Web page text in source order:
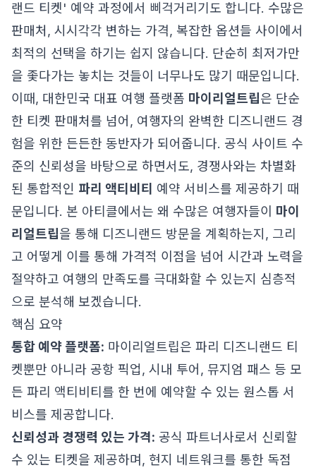
랜드 티켓' 예약 과정에서 삐걱거리기도 합니다. 수많은
판매처, 시시각각 변하는 가격, 복잡한 옵션들 사이에서
최적의 선택을 하기는 쉽지 않습니다. 단순히 최저가만
을 좇다가는 놓치는 것들이 너무나도 많기 때문입니다.
이때, 대한민국 대표 여행 플랫폼 마이리얼트립은 단순
한 티켓 판매처를 넘어, 여행자의 완벽한 디즈니랜드 경
험을 위한 든든한 동반자가 되어줍니다. 공식 사이트 수
준의 신뢰성을 바탕으로 하면서도, 경쟁사와는 차별화
된 통합적인 파리 액티비티 예약 서비스를 제공하기 때
문입니다. 본 아티클에서는 왜 수많은 여행자들이 마이
리얼트립을 통해 디즈니랜드 방문을 계획하는지, 그리
고 어떻게 이를 통해 가격적 이점을 넘어 시간과 노력을
절약하고 여행의 만족도를 극대화할 수 있는지 심층적
으로 분석해 보겠습니다.
핵심 요약
통합 예약 플랫폼: 마이리얼트립은 파리 디즈니랜드 티
켓뿐만 아니라 공항 픽업, 시내 투어, 뮤지엄 패스 등 모
든 파리 액티비티를 한 번에 예약할 수 있는 원스톱 서
비스를 제공합니다.
신뢰성과 경쟁력 있는 가격: 공식 파트너사로서 신뢰할
수 있는 티켓을 제공하며, 현지 네트워크를 통한 독점